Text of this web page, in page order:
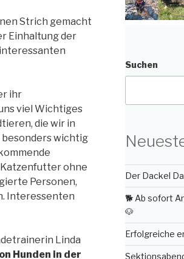
Strich gemacht
Einhaltung der
ihr
viel Wichtiges
die wir in
besonders wichtig
ohne
Personen,
Interessenten
Linda
Hunden in der
Suchen
Der Dackel
🐕 Ab sofort
🐶
Erfolgreiche